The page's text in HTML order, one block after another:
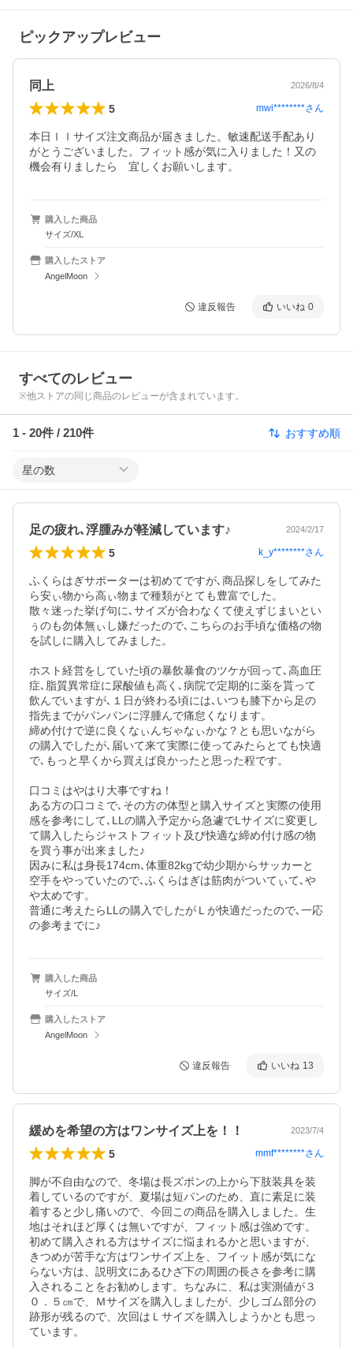
ピックアップレビュー
同上 2026/8/4
5 mwi********さん
本日ｌｌサイズ注文商品が届きました。敏速配送手配あり
がとうございました。フィット感が気に入りました！又の
機会有りましたら　宜しくお願いします。
購入した商品
サイズ/XL
購入したストア
AngelMoon
違反報告 いいね 0
すべてのレビュー
※他ストアの同じ商品のレビューが含まれています。
1 - 20件 / 210件 おすすめ順
星の数
足の疲れ､浮腫みが軽減しています♪ 2024/2/17
5 k_y********さん
ふくらはぎサポーターは初めてですが､商品探しをしてみた
ら安ぃ物から高ぃ物まで種類がとても豊富でした。
散々迷った挙げ句に､サイズが合わなくて使えずじまいとい
ぅのも勿体無ぃし嫌だったので､こちらのお手頃な価格の物
を試しに購入してみました。
ホスト経営をしていた頃の暴飲暴食のツケが回って､高血圧
症､脂質異常症に尿酸値も高く､病院で定期的に薬を貰って
飲んでいますが､１日が終わる頃には､いつも膝下から足の
指先までがパンパンに浮腫んで痛怠くなります。
締め付けで逆に良くなぃんぢゃなぃかな？とも思いながら
の購入でしたが､届いて来て実際に使ってみたらとても快適
で､もっと早くから買えば良かったと思った程です。
口コミはやはり大事ですね！
ある方の口コミで､その方の体型と購入サイズと実際の使用
感を参考にして､LLの購入予定から急遽でLサイズに変更し
て購入したらジャストフィット及び快適な締め付け感の物
を買う事が出来ました♪
因みに私は身長174cm､体重82kgで幼少期からサッカーと
空手をやっていたので､ふくらはぎは筋肉がついてぃて､や
や太めです。
普通に考えたらLLの購入でしたがＬが快適だったので､一応
の参考までに♪
購入した商品
サイズ/L
購入したストア
AngelMoon
違反報告 いいね 13
緩めを希望の方はワンサイズ上を！！ 2023/7/4
5 mmf********さん
脚が不自由なので、冬場は長ズボンの上から下肢装具を装
着しているのですが、夏場は短パンのため、直に素足に装
着すると少し痛いので、今回この商品を購入しました。生
地はそれほど厚くは無いですが、フィット感は強めです。
初めて購入される方はサイズに悩まれるかと思いますが、
きつめが苦手な方はワンサイズ上を、フイット感が気にな
らない方は、説明文にあるひざ下の周囲の長さを参考に購
入されることをお勧めします。ちなみに、私は実測値が３
０．５㎝で、Ｍサイズを購入しましたが、少しゴム部分の
跡形が残るので、次回はＬサイズを購入しようかとも思っ
ています。